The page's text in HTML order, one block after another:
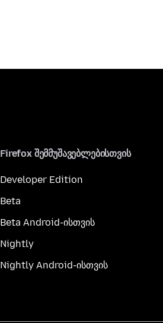
Firefox შემმუშავებლებისთვის
Developer Edition
Beta
Beta Android-ისთვის
Nightly
Nightly Android-ისთვის